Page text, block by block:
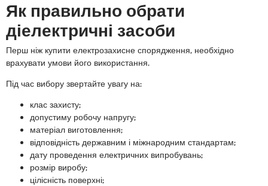
Як правильно обрати
діелектричні засоби
Перш ніж купити електрозахисне спорядження, необхідно
врахувати умови його використання.
Під час вибору звертайте увагу на:
клас захисту;
допустиму робочу напругу;
матеріал виготовлення;
відповідність державним і міжнародним стандартам;
дату проведення електричних випробувань;
розмір виробу;
цілісність поверхні;